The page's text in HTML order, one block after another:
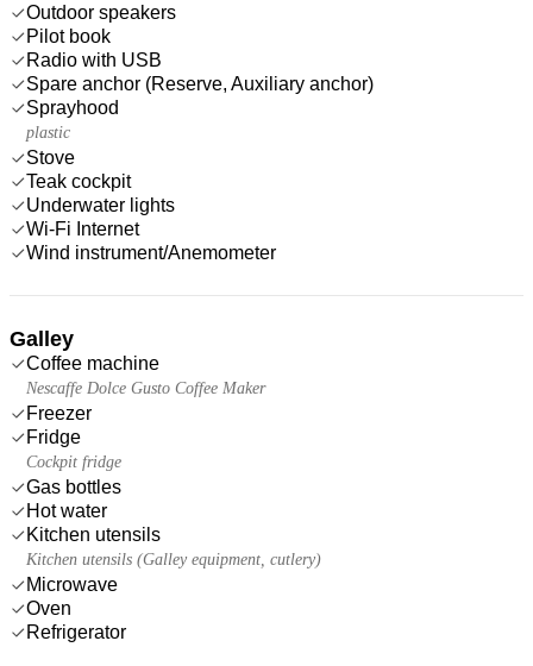
Outdoor speakers
Pilot book
Radio with USB
Spare anchor (Reserve, Auxiliary anchor)
Sprayhood
plastic
Stove
Teak cockpit
Underwater lights
Wi-Fi Internet
Wind instrument/Anemometer
Galley
Coffee machine
Nescaffe Dolce Gusto Coffee Maker
Freezer
Fridge
Cockpit fridge
Gas bottles
Hot water
Kitchen utensils
Kitchen utensils (Galley equipment, cutlery)
Microwave
Oven
Refrigerator